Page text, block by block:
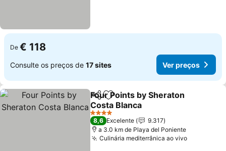
De € 118
Consulte os preços de 17 sites Ver preços
PartilharAdicionar aos favoritos
Four Points by Sheraton
Costa Blanca
4 Estrelas
8,6 Excelente
9.317
a 3.0 km de Playa del Poniente
Culinária mediterrânica ao vivo